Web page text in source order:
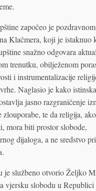
započeo je
Klačmera, koji je istaknuo
snažno odgovara
trenutku, obilježenom
i instrumentalizacije
Naglasio je kako istinska
jasno razgraničenje
te da religija,
mora biti prostor slobode,
dijaloga, a ne sredstvo
je službeno otvorio Željko
vjersku slobodu u Republici